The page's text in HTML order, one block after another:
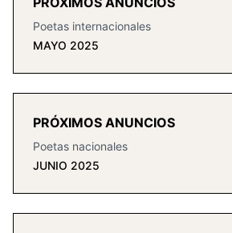
Poetas internacionales
MAYO 2025
PRÓXIMOS ANUNCIOS
Poetas nacionales
JUNIO 2025